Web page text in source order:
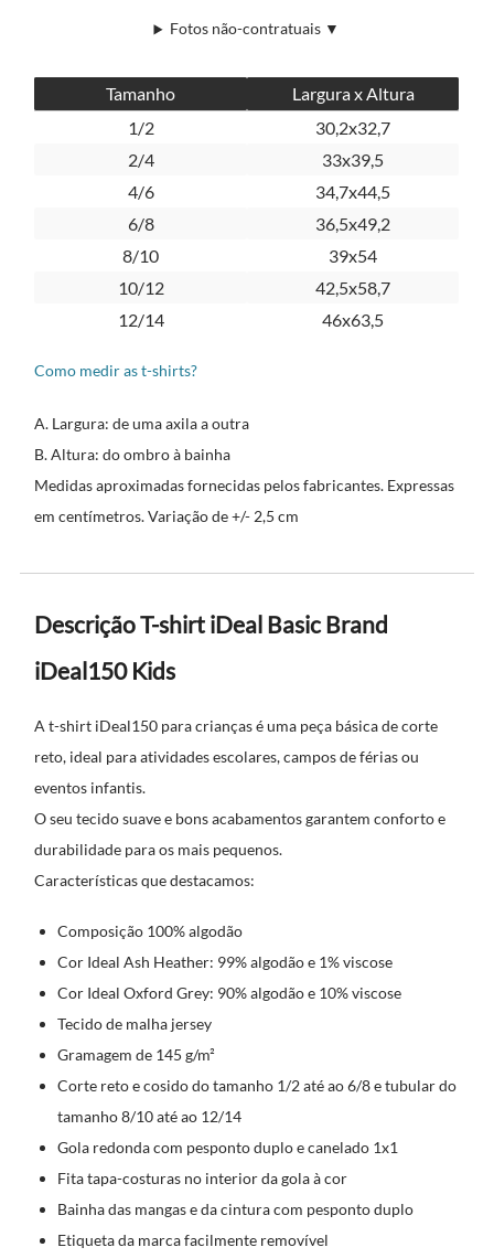
Fotos não-contratuais ▼
Tamanho
Largura x Altura
1/2
30,2x32,7
2/4
33x39,5
4/6
34,7x44,5
6/8
36,5x49,2
8/10
39x54
10/12
42,5x58,7
12/14
46x63,5
Como medir as t-shirts?
A. Largura: de uma axila a outra
B. Altura: do ombro à bainha
Medidas aproximadas fornecidas pelos fabricantes. Expressas
em centímetros. Variação de +/- 2,5 cm
Descrição T-shirt iDeal Basic Brand
iDeal150 Kids
A t-shirt iDeal150 para crianças é uma peça básica de corte
reto, ideal para atividades escolares, campos de férias ou
eventos infantis.
O seu tecido suave e bons acabamentos garantem conforto e
durabilidade para os mais pequenos.
Características que destacamos:
Composição 100% algodão
Cor Ideal Ash Heather: 99% algodão e 1% viscose
Cor Ideal Oxford Grey: 90% algodão e 10% viscose
Tecido de malha jersey
Gramagem de 145 g/m²
Corte reto e cosido do tamanho 1/2 até ao 6/8 e tubular do
tamanho 8/10 até ao 12/14
Gola redonda com pesponto duplo e canelado 1x1
Fita tapa-costuras no interior da gola à cor
Bainha das mangas e da cintura com pesponto duplo
Etiqueta da marca facilmente removível